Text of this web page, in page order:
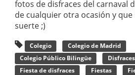
fotos de disfraces del carnaval
de cualquier otra ocasión y
suerte ;)
Colegio
Colegio de Madrid
Colegio Público Bilingüe
Disfraces
Fiesta de disfraces
Fiestas